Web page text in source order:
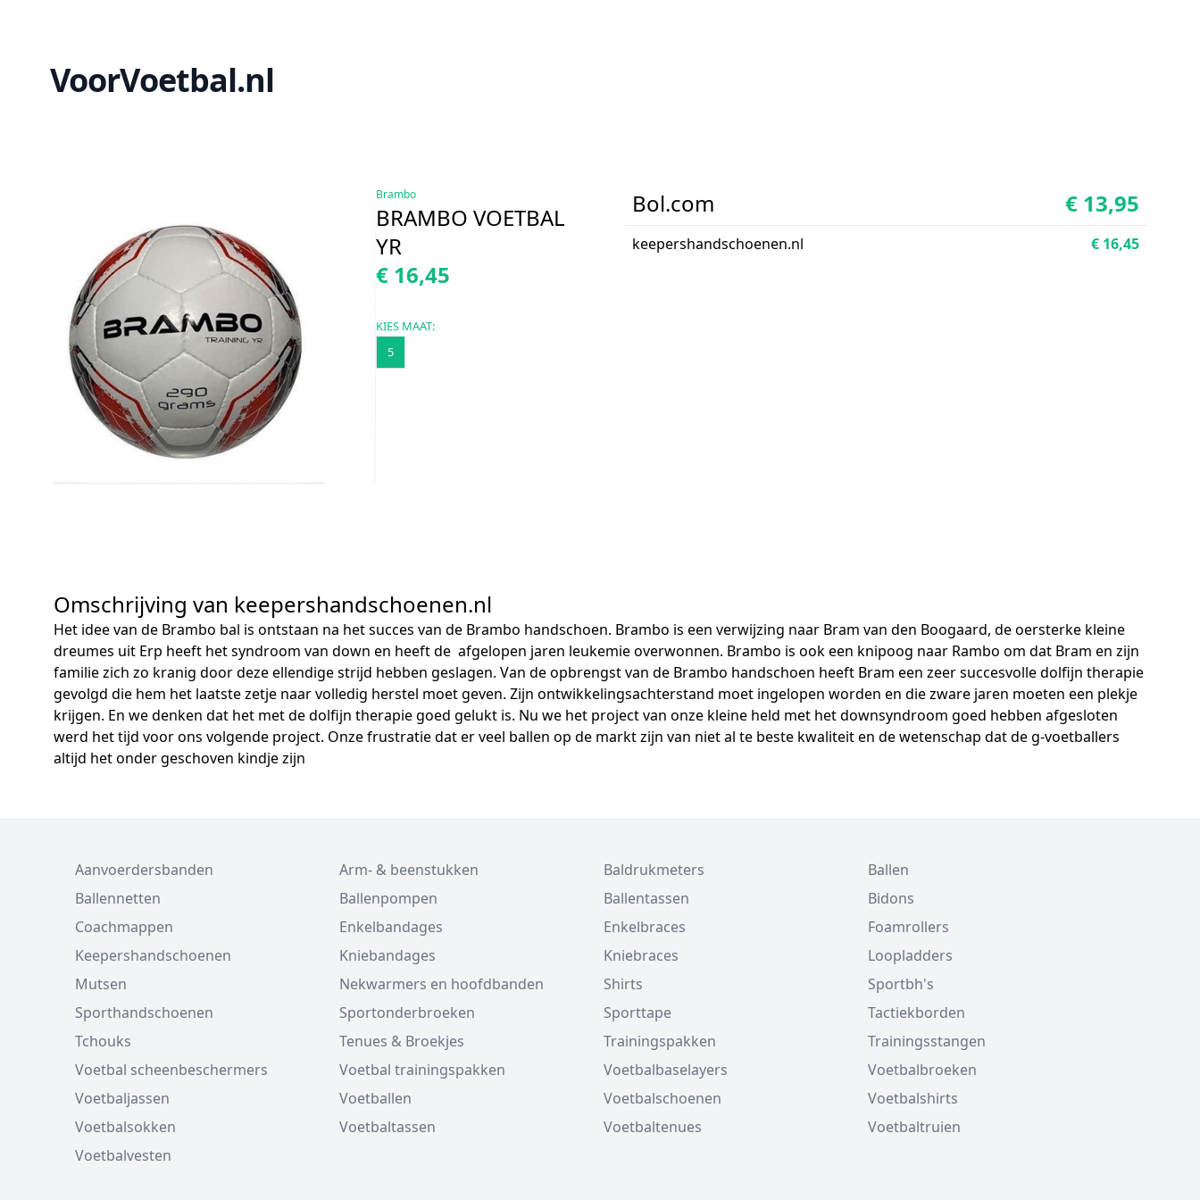
VoorVoetbal.nl
Brambo
BRAMBO VOETBAL
YR
€ 16,45
KIES MAAT:
5
Bol.com € 13,95
keepershandschoenen.nl € 16,45
Omschrijving van keepershandschoenen.nl
Het idee van de Brambo bal is ontstaan na het succes van de Brambo handschoen. Brambo is een verwijzing naar Bram van den Boogaard, de oersterke kleine
dreumes uit Erp heeft het syndroom van down en heeft de afgelopen jaren leukemie overwonnen. Brambo is ook een knipoog naar Rambo om dat Bram en zijn
familie zich zo kranig door deze ellendige strijd hebben geslagen. Van de opbrengst van de Brambo handschoen heeft Bram een zeer succesvolle dolfijn therapie
gevolgd die hem het laatste zetje naar volledig herstel moet geven. Zijn ontwikkelingsachterstand moet ingelopen worden en die zware jaren moeten een plekje
krijgen. En we denken dat het met de dolfijn therapie goed gelukt is. Nu we het project van onze kleine held met het downsyndroom goed hebben afgesloten
werd het tijd voor ons volgende project. Onze frustratie dat er veel ballen op de markt zijn van niet al te beste kwaliteit en de wetenschap dat de g-voetballers
altijd het onder geschoven kindje zijn
Aanvoerdersbanden Arm- & beenstukken Baldrukmeters
Ballen
Ballennetten
Ballenpompen Ballentassen
Bidons
Coachmappen
Enkelbandages Enkelbraces
Foamrollers
Keepershandschoenen
Kniebandages Kniebraces
Loopladders
Mutsen
Nekwarmers en hoofdbanden Shirts
Sportbh's
Sporthandschoenen
Sportonderbroeken Sporttape
Tactiekborden
Tchouks
Tenues & Broekjes Trainingspakken
Trainingsstangen
Voetbal scheenbeschermers
Voetbal trainingspakken Voetbalbaselayers
Voetbalbroeken
Voetbaljassen
Voetballen Voetbalschoenen
Voetbalshirts
Voetbalsokken
Voetbaltassen Voetbaltenues
Voetbaltruien
Voetbalvesten